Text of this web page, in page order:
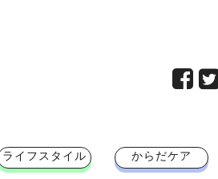
ライフスタイル からだケア